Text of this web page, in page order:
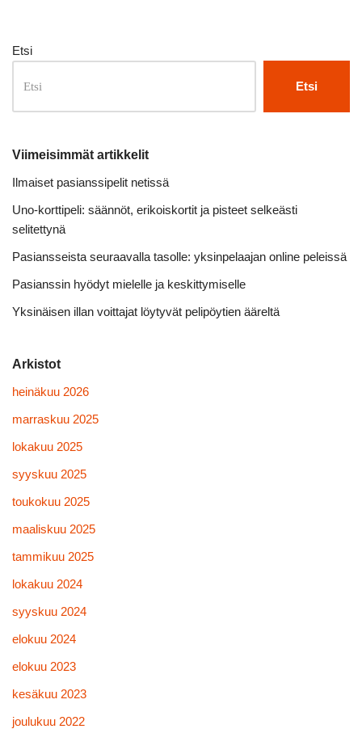
Etsi
Etsi
Viimeisimmät artikkelit
Ilmaiset pasianssipelit netissä
Uno-korttipeli: säännöt, erikoiskortit ja pisteet selkeästi
selitettynä
Pasiansseista seuraavalla tasolle: yksinpelaajan online peleissä
Pasianssin hyödyt mielelle ja keskittymiselle
Yksinäisen illan voittajat löytyvät pelipöytien ääreltä
Arkistot
heinäkuu 2026
marraskuu 2025
lokakuu 2025
syyskuu 2025
toukokuu 2025
maaliskuu 2025
tammikuu 2025
lokakuu 2024
syyskuu 2024
elokuu 2024
elokuu 2023
kesäkuu 2023
joulukuu 2022